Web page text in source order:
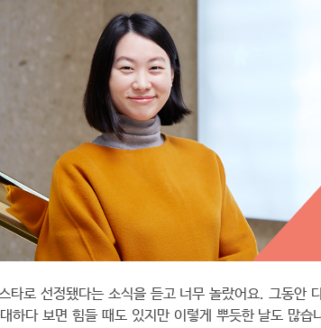
타로 선정됐다는 소식을 듣고 너무 놀랐어요. 그동안
하다 보면 힘들 때도 있지만 이렇게 뿌듯한 날도 많